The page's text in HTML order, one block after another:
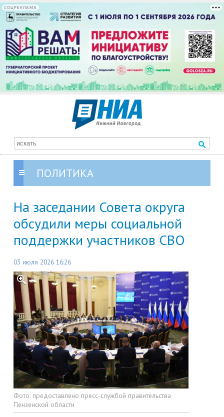
СОЦРЕКЛАМА
ПОЛИТИКА
На заседании Совета округа
обсудили меры социальной
поддержки участников СВО
03 июля 2026 16:26
Фото: предоставлено пресс-службой правительства
Пензенской области